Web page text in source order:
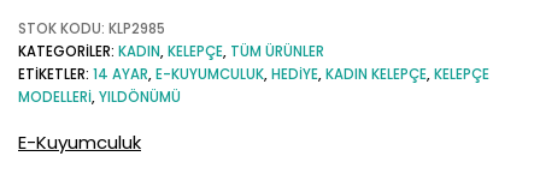
STOK KODU: KLP2985
KATEGORILER: KADIN,KELEPÇE, TÜM ÜRÜNLER
ETIKETLER: 14 AYAR,E-KUYUMCULUK,HEDIYE,KADIN KELEPÇE,KELEPÇE
MODELLERI,YILDÖNÜMÜ
E-Kuyumculuk